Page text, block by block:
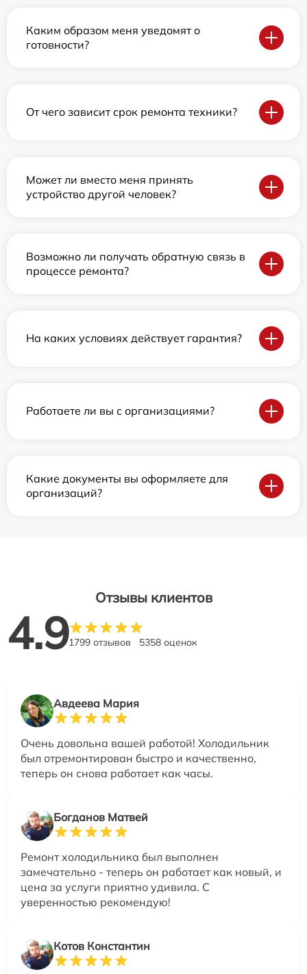
Каким образом меня уведомят о
готовности?
От чего зависит срок ремонта техники?
Может ли вместо меня принять
устройство другой человек?
Возможно ли получать обратную связь в
процессе ремонта?
На каких условиях действует гарантия?
Работаете ли вы с организациями?
Какие документы вы оформляете для
организаций?
Отзывы клиентов
4.91799 отзывов 5358 оценок
Авдеева Мария
Очень довольна вашей работой! Холодильник
был отремонтирован быстро и качественно,
теперь он снова работает как часы.
Богданов Матвей
Ремонт холодильника был выполнен
замечательно - теперь он работает как новый, и
цена за услуги приятно удивила. С
уверенностью рекомендую!
Котов Константин